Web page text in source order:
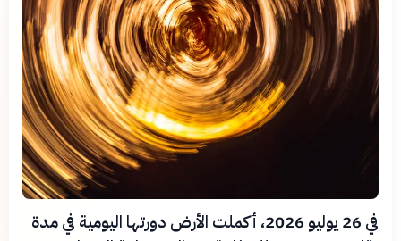
في 26 يوليو 2026، أكملت الأرض دورتها اليومية في مدة